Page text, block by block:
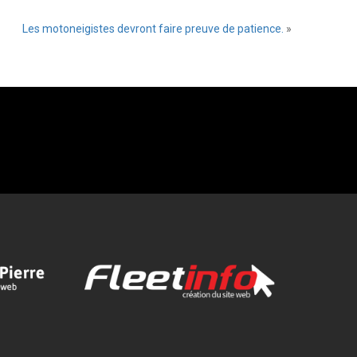
Les motoneigistes devront faire preuve de patience. »